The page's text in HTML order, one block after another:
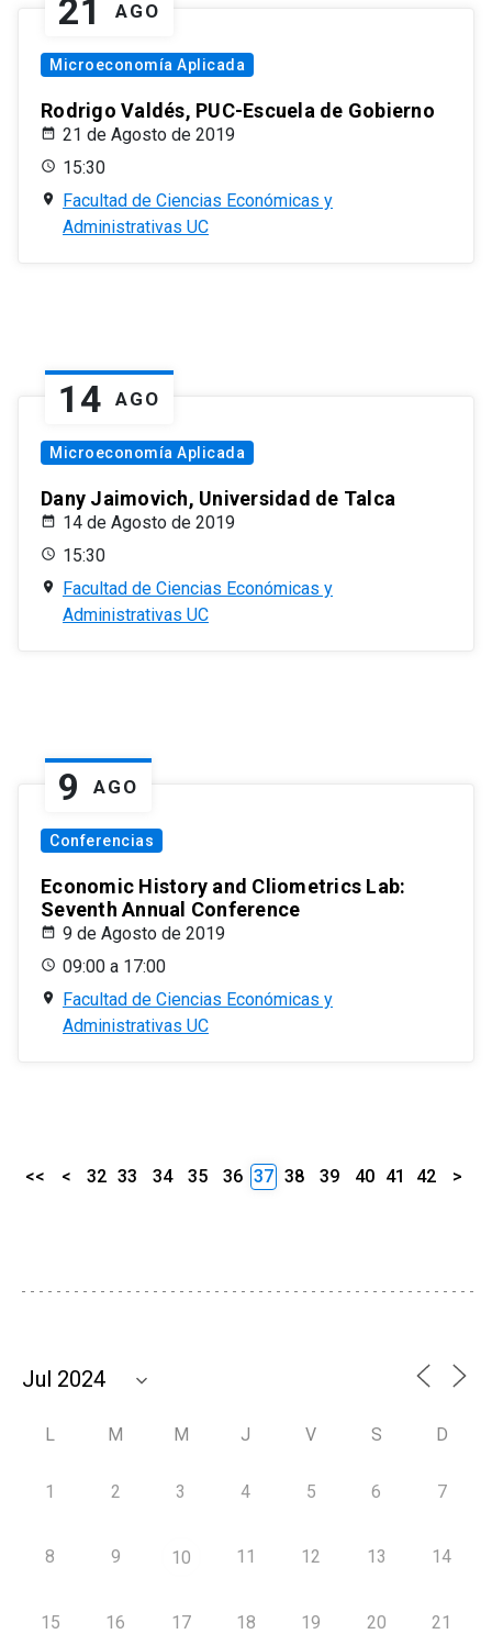
21 AGO
Microeconomía Aplicada
Rodrigo Valdés, PUC-Escuela de Gobierno
21 de Agosto de 2019
15:30
Facultad de Ciencias Económicas y
Administrativas UC
14 AGO
Microeconomía Aplicada
Dany Jaimovich, Universidad de Talca
14 de Agosto de 2019
15:30
Facultad de Ciencias Económicas y
Administrativas UC
9 AGO
Conferencias
Economic History and Cliometrics Lab:
Seventh Annual Conference
9 de Agosto de 2019
09:00 a 17:00
Facultad de Ciencias Económicas y
Administrativas UC
<< < 32 33 34 35 36 37 38 39 40 41 42 >
L M M J V S D
1 2 3 4 5 6 7
8 9 10 11 12 13 14
15 16 17 18 19 20 21